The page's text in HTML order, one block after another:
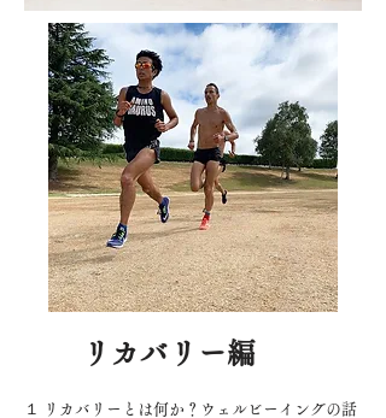
​リカバリー編
１ リカバリーとは何か？ウェルビーイングの話